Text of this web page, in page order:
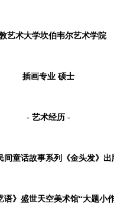
艺术大学坎伯韦尔艺术学院
插画专业 硕士
- 艺术经历 -
间童话故事系列《金头发》出
语》盛世天空美术馆“大题小